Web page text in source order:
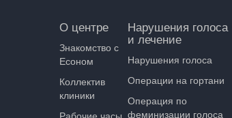
О центре
Знакомство с
Есоном
Коллектив
клиники
Нарушения голоса
и лечение
Нарушения голоса
Операции на гортани
Операция по
феминизации голоса